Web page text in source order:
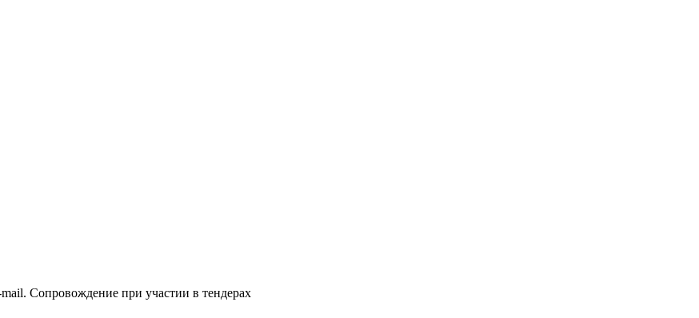
Сопровождение при участии в тендерах